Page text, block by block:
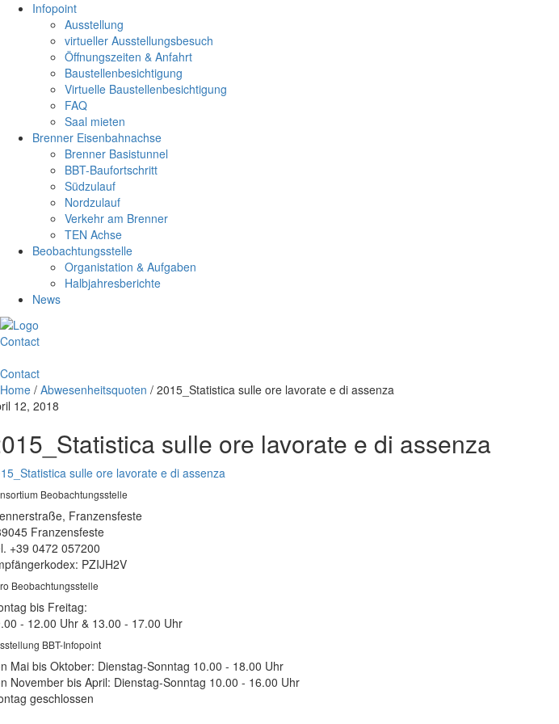
Infopoint
Ausstellung
virtueller Ausstellungsbesuch
Öffnungszeiten & Anfahrt
Baustellenbesichtigung
Virtuelle Baustellenbesichtigung
FAQ
Saal mieten
Brenner Eisenbahnachse
Brenner Basistunnel
BBT-Baufortschritt
Südzulauf
Nordzulauf
Verkehr am Brenner
TEN Achse
Beobachtungsstelle
Organistation & Aufgaben
Halbjahresberichte
News
Contact
Contact
Home / Abwesenheitsquoten / 2015_Statistica sulle ore lavorate e di assenza
12, 2018
sulle ore lavorate e di assenza
sulle ore lavorate e di assenza
Beobachtungsstelle
Franzensfeste
Franzensfeste
+39 0472 057200
PZIJH2V
Beobachtungsstelle
bis Freitag:
- 12.00 Uhr & 13.00 - 17.00 Uhr
BBT-Infopoint
Mai bis Oktober: Dienstag-Sonntag 10.00 - 18.00 Uhr
November bis April: Dienstag-Sonntag 10.00 - 16.00 Uhr
geschlossen